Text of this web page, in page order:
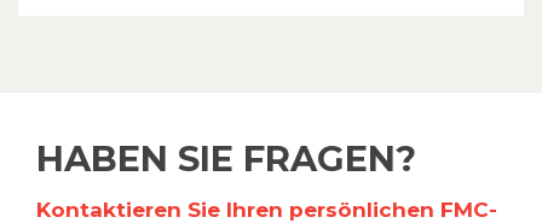
HABEN SIE FRAGEN?
Kontaktieren Sie Ihren persönlichen FMC-